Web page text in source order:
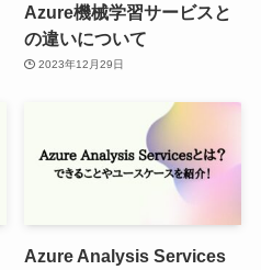
Azure機械学習サービスと
の違いについて
2023年12月29日
Azure Analysis Services